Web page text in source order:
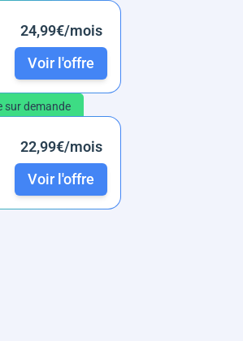
24,99€/mois
Voir l'offre
sur demande
22,99€/mois
Voir l'offre